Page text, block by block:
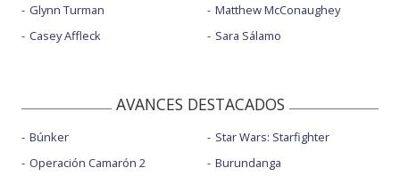
Glynn Turman
Casey Affleck
Matthew McConaughey
Sara Sálamo
AVANCES DESTACADOS
Búnker
Operación Camarón 2
Star Wars: Starfighter
Burundanga